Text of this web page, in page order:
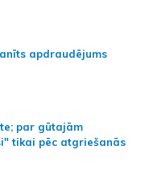
apdraudējums
par gūtajām
tikai pēc atgriešanās